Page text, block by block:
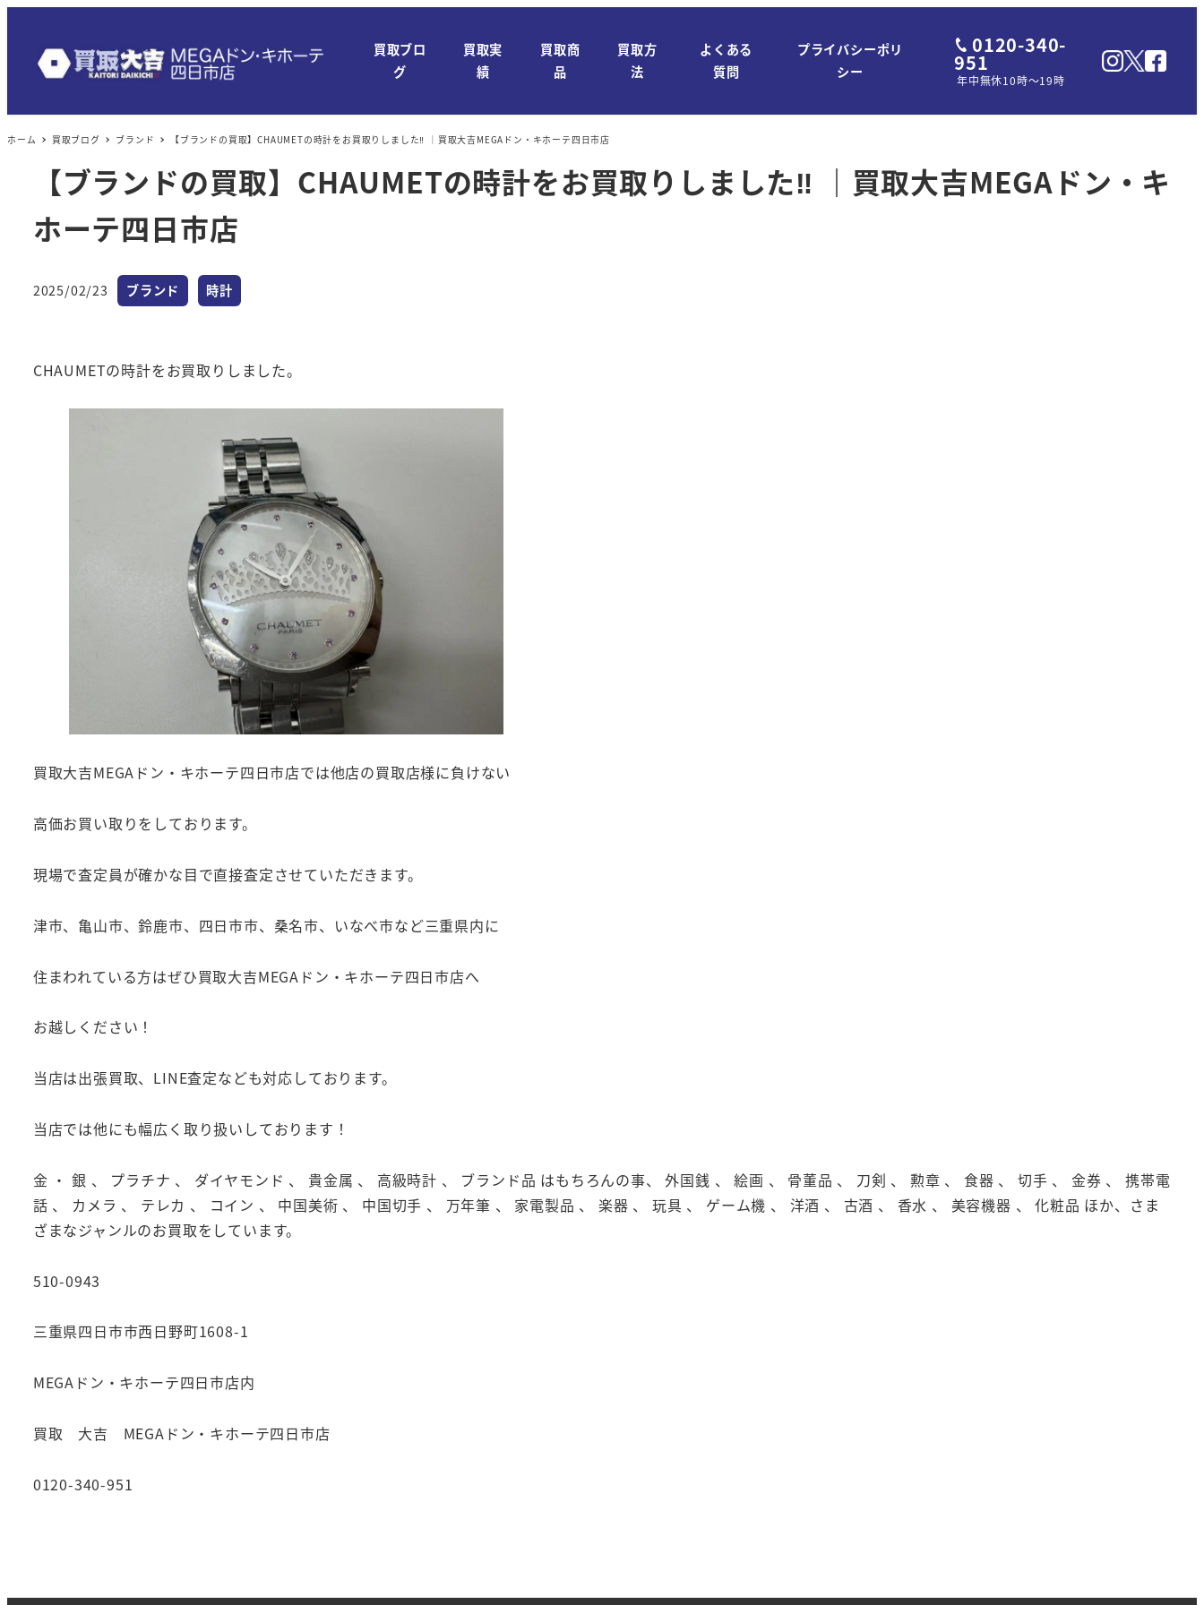
買取ブロ
グ
買取実
績
買取商
品
買取方
法
よくある
質問
プライバシーポリ
シー
0120-340-
951
年中無休10時～19時
ホーム 買取ブログ ブランド 【ブランドの買取】CHAUMETの時計をお買取りしました‼ ｜買取大吉MEGAドン・キホーテ四日市店
【ブランドの買取】CHAUMETの時計をお買取りしました‼ ｜買取大吉MEGAドン・キ
ホーテ四日市店
投稿日
2025/02/23 カテゴリー
ブランド カテゴリー
時計
CHAUMETの時計をお買取りしました。
買取大吉MEGAドン・キホーテ四日市店では他店の買取店様に負けない
高価お買い取りをしております。
現場で査定員が確かな目で直接査定させていただきます。
津市、亀山市、鈴鹿市、四日市市、桑名市、いなべ市など三重県内に
住まわれている方はぜひ買取大吉MEGAドン・キホーテ四日市店へ
お越しください！
当店は出張買取、LINE査定なども対応しております。
当店では他にも幅広く取り扱いしております！
金 ・ 銀 、 プラチナ 、 ダイヤモンド 、 貴金属 、 高級時計 、 ブランド品 はもちろんの事、 外国銭 、 絵画 、 骨董品 、 刀剣 、 勲章 、 食器 、 切手 、 金券 、 携帯電
話 、 カメラ 、 テレカ 、 コイン 、 中国美術 、 中国切手 、 万年筆 、 家電製品 、 楽器 、 玩具 、 ゲーム機 、 洋酒 、 古酒 、 香水 、 美容機器 、 化粧品 ほか、さま
ざまなジャンルのお買取をしています。
510-0943
三重県四日市市西日野町1608-1
MEGAドン・キホーテ四日市店内
買取 大吉 MEGAドン・キホーテ四日市店
0120-340-951